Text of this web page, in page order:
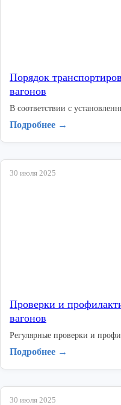
Порядок
вагонов
В соответствии с
Подробнее →
30 июля 2025
Проверки и
вагонов
Регулярные проверки и
Подробнее →
30 июля 2025